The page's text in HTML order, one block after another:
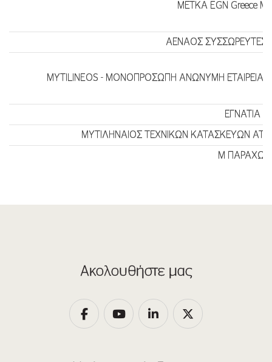
ΜΕΤΚΑ EGN Greece
ΑΕΝΑΟΣ ΣΥΣΣΩΡΕΥΤΕΣ
MYTILINEOS - ΜΟΝΟΠΡΟΣΩΠΗ ΑΝΩΝΥΜΗ ΕΤΑΙΡΕΙΑ
ΕΓΝΑΤΙΑ
ΜΥΤΙΛΗΝΑΙΟΣ ΤΕΧΝΙΚΩΝ ΚΑΤΑΣΚΕΥΩΝ
Μ
Ακολουθήστε μας